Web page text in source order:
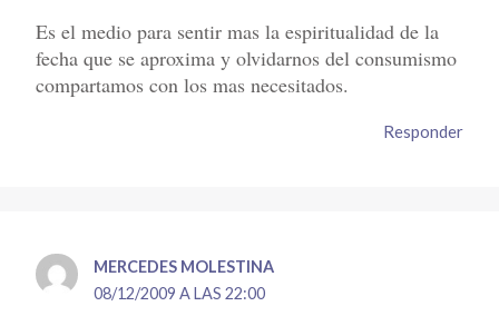
Es el medio para sentir mas la espiritualidad de la
fecha que se aproxima y olvidarnos del consumismo
compartamos con los mas necesitados.
Responder
MERCEDES MOLESTINA
08/12/2009 A LAS 22:00